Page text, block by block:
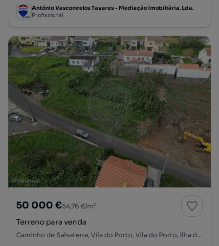
António Vasconcelos Tavares - Mediação Imobiliária, Lda.
Profissional
50 000 €54,76 €/m²
Terreno para venda
Caminho de Salvaterra, Vila do Porto, Vila do Porto, Ilha de Santa Maria